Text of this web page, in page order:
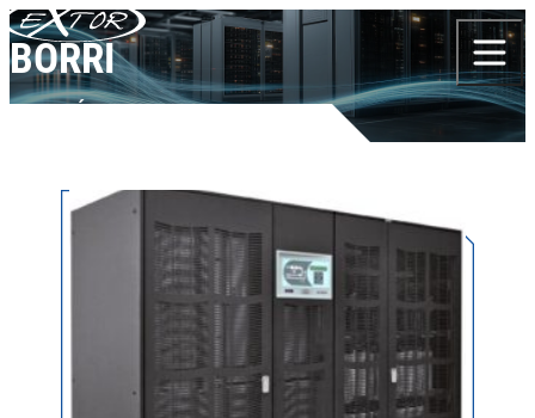
Skip to content
BORRI
TERMÉKEK BORRI